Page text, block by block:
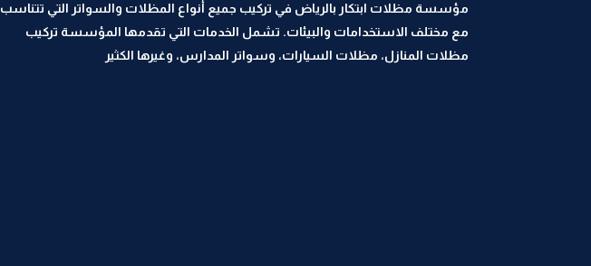
مؤسسة مظلات ابتكار بالرياض في تركيب جميع أنواع المظلات والسواتر التي تتناسب
مع مختلف الاستخدامات والبيئات. تشمل الخدمات التي تقدمها المؤسسة تركيب
مظلات المنازل، مظلات السيارات، وسواتر المدارس، وغيرها الكثير